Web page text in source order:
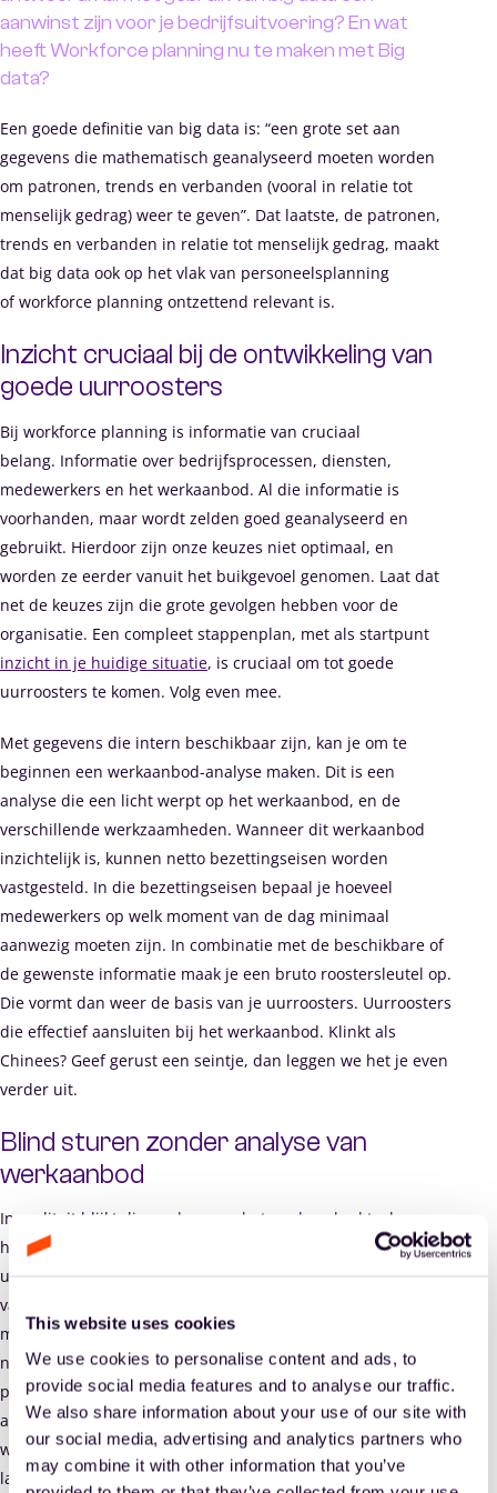
This website uses cookies
We use cookies to personalise content and ads, to
provide social media features and to analyse our traffic.
We also share information about your use of our site with
our social media, advertising and analytics partners who
may combine it with other information that you’ve
WFM woordenboek
Webinars & events
Contact
Webinars & events
Vacatures
Mijn Academy
Where are you looking for?
aanwinst zijn voor je bedrijfsuitvoering? En wat
heeft Workforce planning nu te maken met Big
data?
Een goede definitie van big data is: “een grote set aan
gegevens die mathematisch geanalyseerd moeten worden
om patronen, trends en verbanden (vooral in relatie tot
menselijk gedrag) weer te geven”. Dat laatste, de patronen,
trends en verbanden in relatie tot menselijk gedrag, maakt
dat big data ook op het vlak van personeelsplanning
of workforce planning ontzettend relevant is.
Inzicht cruciaal bij de ontwikkeling van
goede uurroosters
Bij workforce planning is informatie van cruciaal
belang. Informatie over bedrijfsprocessen, diensten,
medewerkers en het werkaanbod. Al die informatie is
voorhanden, maar wordt zelden goed geanalyseerd en
gebruikt. Hierdoor zijn onze keuzes niet optimaal, en
worden ze eerder vanuit het buikgevoel genomen. Laat dat
net de keuzes zijn die grote gevolgen hebben voor de
organisatie. Een compleet stappenplan, met als startpunt
inzicht in je huidige situatie, is cruciaal om tot goede
uurroosters te komen. Volg even mee.
Met gegevens die intern beschikbaar zijn, kan je om te
beginnen een werkaanbod-analyse maken. Dit is een
analyse die een licht werpt op het werkaanbod, en de
verschillende werkzaamheden. Wanneer dit werkaanbod
inzichtelijk is, kunnen netto bezettingseisen worden
vastgesteld. In die bezettingseisen bepaal je hoeveel
medewerkers op welk moment van de dag minimaal
aanwezig moeten zijn. In combinatie met de beschikbare of
de gewenste informatie maak je een bruto roostersleutel op.
Die vormt dan weer de basis van je uurroosters. Uurroosters
die effectief aansluiten bij het werkaanbod. Klinkt als
Chinees? Geef gerust een seintje, dan leggen we het je even
verder uit.
Blind sturen zonder analyse van
werkaanbod
In realiteit blijkt die analyse van het werkaanbod toch een
harde noot om te kraken. Veel organisaties maken nieuwe
uurroosters die gebaseerd zijn op de start- en eindtijden
van bestaande uurroosters. Patronen en uren waaraan de
medewerkers gewend zijn. Maar patronen en uren die niet
noodzakelijk gelijk lopen met tijden waarop het werk
plaatsvindt, de hoeveelheid werk en de verwachte
afwijkingen hierop. Dit kwaad tackel je met een
werkaanbodanalyse. Al blijkt dit in de praktijk nog best een
lastige klus. Heel wat organisaties ontbreekt het aan goed